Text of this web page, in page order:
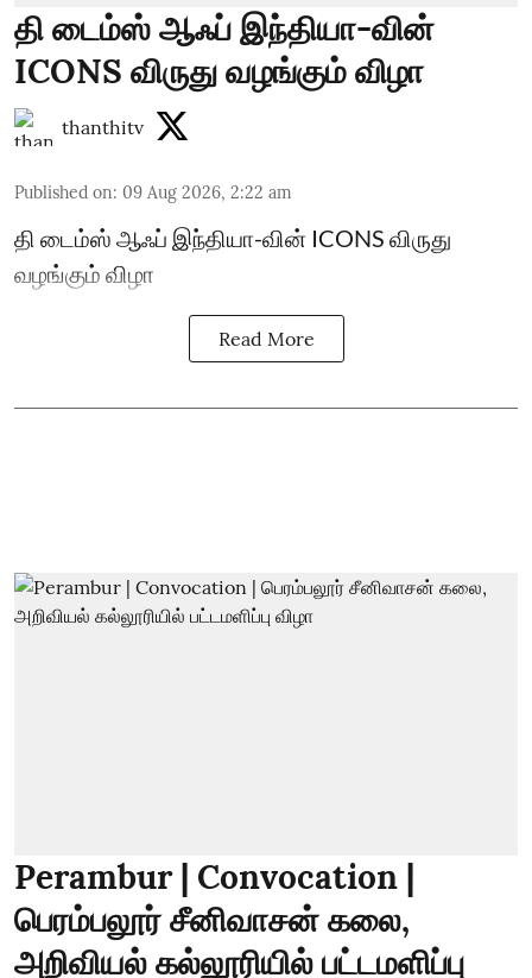
தி டைம்ஸ் ஆஃப் இந்தியா-வின்
ICONS விருது வழங்கும் விழா
thanthitv
Published on: 09 Aug 2026, 2:22 am
தி டைம்ஸ் ஆஃப் இந்தியா-வின் ICONS விருது
வழங்கும் விழா
Read More
Perambur | Convocation |
பெரம்பலூர் சீனிவாசன் கலை,
அறிவியல் கல்லூரியில் பட்டமளிப்பு